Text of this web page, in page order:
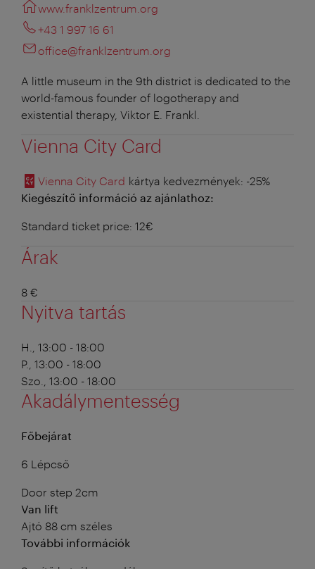
www.franklzentrum.org
+43 1 997 16 61
office@franklzentrum.org
A little museum in the 9th district is dedicated to the
world-famous founder of logotherapy and
existential therapy, Viktor E. Frankl.
Vienna City Card
Vienna City Card kártya kedvezmények: -25%
Kiegészítő információ az ajánlathoz:
Standard ticket price: 12€
Árak
8 €
Nyitva tartás
H., 13:00 - 18:00
P., 13:00 - 18:00
Szo., 13:00 - 18:00
Akadálymentesség
Főbejárat
6 Lépcső
Door step 2cm
Van lift
Ajtó 88 cm széles
További információk